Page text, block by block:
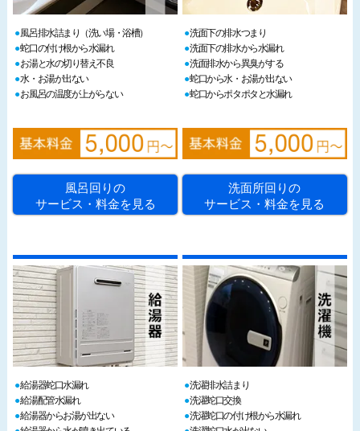
風呂排水詰まり（洗い場・浴槽）
蛇口の付け根から水漏れ
お湯と水の切り替え不良
水・お湯が出ない
お風呂の温度が上がらない
風呂回りの
サービス・料金を見る
洗面下の排水つまり
洗面下の排水から水漏れ
洗面排水から異臭がする
蛇口から水・お湯が出ない
蛇口からポタポタと水漏れ
洗面所回りの
サービス・料金を見る
給湯器蛇口水漏れ
給湯配管水漏れ
給湯器からお湯が出ない
洗濯排水詰まり
洗濯蛇口交換
洗濯蛇口の付け根から水漏れ